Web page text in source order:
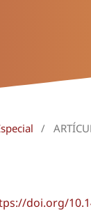
/
doi.org/